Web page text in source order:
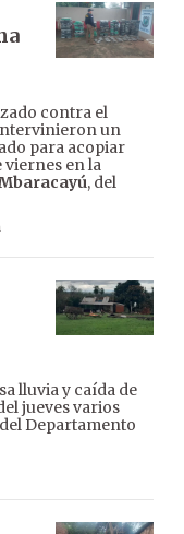
contra el
un
para acopiar
viernes en la
, del
lluvia y caída de
jueves varios
Departamento